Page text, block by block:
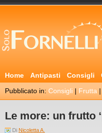
Home Antipasti Consigli
Pubblicato in: Consigli | Frutta |
Le more: un frutto
Di Nicoletta A.